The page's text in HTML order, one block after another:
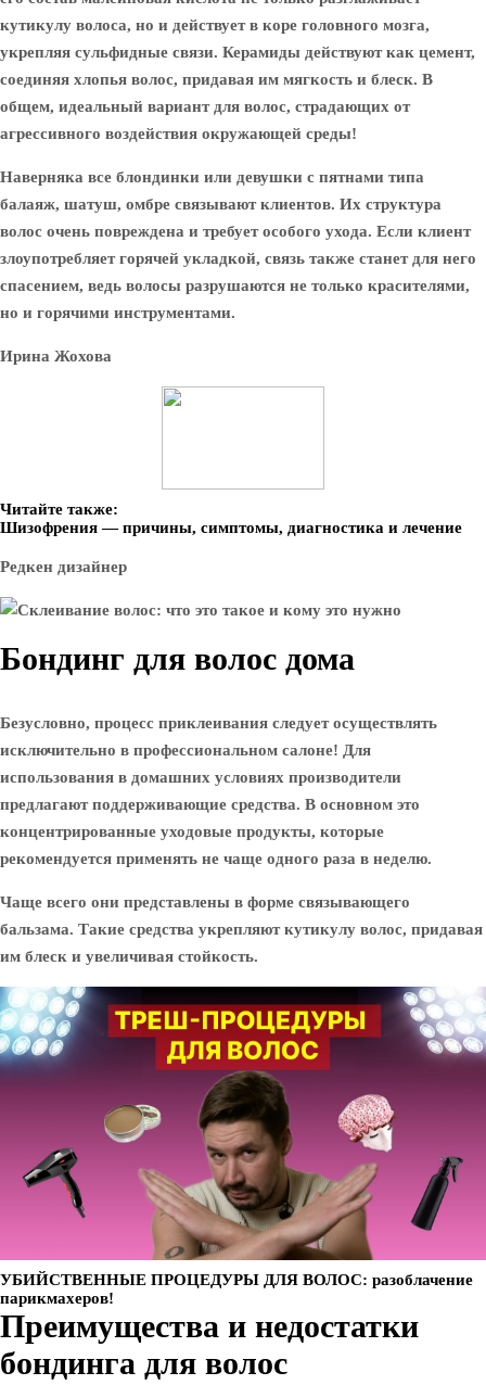
кутикулу волоса, но и действует в коре головного мозга,
укрепляя сульфидные связи. Керамиды действуют как цемент,
соединяя хлопья волос, придавая им мягкость и блеск. В
общем, идеальный вариант для волос, страдающих от
агрессивного воздействия окружающей среды!
Наверняка все блондинки или девушки с пятнами типа
балаяж, шатуш, омбре связывают клиентов. Их структура
волос очень повреждена и требует особого ухода. Если клиент
злоупотребляет горячей укладкой, связь также станет для него
спасением, ведь волосы разрушаются не только красителями,
но и горячими инструментами.
Ирина Жохова
Читайте также:
Шизофрения — причины, симптомы, диагностика и лечение
Редкен дизайнер
Бондинг для волос дома
Безусловно, процесс приклеивания следует осуществлять
исключительно в профессиональном салоне! Для
использования в домашних условиях производители
предлагают поддерживающие средства. В основном это
концентрированные уходовые продукты, которые
рекомендуется применять не чаще одного раза в неделю.
Чаще всего они представлены в форме связывающего
бальзама. Такие средства укрепляют кутикулу волос, придавая
им блеск и увеличивая стойкость.
УБИЙСТВЕННЫЕ ПРОЦЕДУРЫ ДЛЯ ВОЛОС: разоблачение
парикмахеров!
Преимущества и недостатки
бондинга для волос